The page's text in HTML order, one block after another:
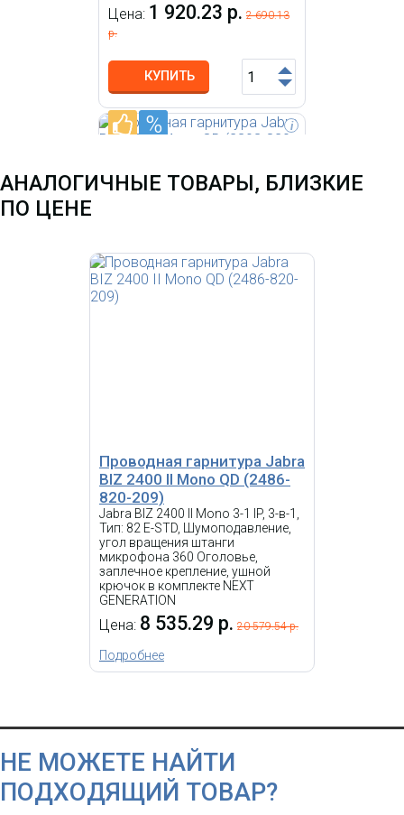
Цена: 1 920.23 р. 2 690.13
р.
КУПИТЬ
- % i
- SALE
0154)
Цена: 7 871.44 р.
начального уровня, 2
динамика широкополосного
Гарнитура Fanvil HT301
Кожаные амбушюры,
поворотная штанга на 260°,
двухцветный светодиодный
индикатор, QD с разъемом RJ9,
поддерживает технологию
шумоподавления ENC
АНАЛОГИЧНЫЕ ТОВАРЫ, БЛИЗКИЕ
ПО ЦЕНЕ
Проводная гарнитура Jabra
BIZ 2400 II Mono QD (2486-
820-209)
Jabra BIZ 2400 II Mono 3-1 IP, 3-в-1,
Тип: 82 E-STD, Шумоподавление,
угол вращения штанги
микрофона 360 Оголовье,
заплечное крепление, ушной
крючок в комплекте NEXT
GENERATION
Цена: 8 535.29 р. 20 579.54 р.
Подробнее
НЕ МОЖЕТЕ НАЙТИ
ПОДХОДЯЩИЙ ТОВАР?